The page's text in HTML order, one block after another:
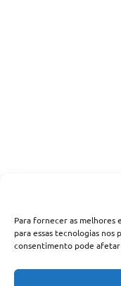
Para fornecer as melhores
para essas tecnologias
consentimento pode